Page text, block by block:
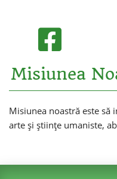
Misiunea
Misiunea noastră este
arte și științe umaniste,